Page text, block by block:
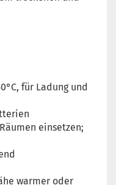
für Ladung und
einsetzen;
warmer oder